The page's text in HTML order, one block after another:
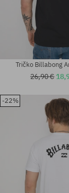
Dostupné veľkosti:
Tričko Billabong
26,90 €
-22%